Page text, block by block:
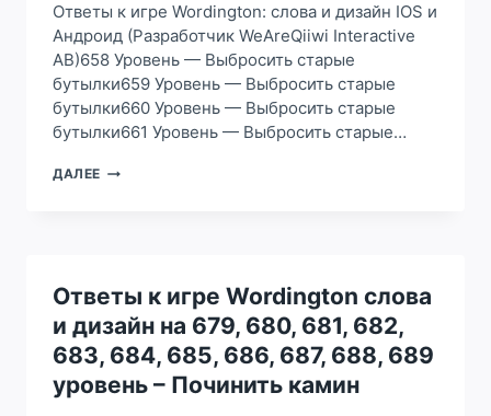
618
УРОВЕНЬ
–
УБРАТЬ
СТАРЫЕ
БУТЫЛКИ
В
Ответы к игре Wordington: слова и дизайн IOS и
Андроид (Разработчик WeAreQiiwi Interactive
AB)658 Уровень — Выбросить старые
бутылки659 Уровень — Выбросить старые
бутылки660 Уровень — Выбросить старые
бутылки661 Уровень — Выбросить старые…
ДАЛЕЕ ОТВЕТЫ
ДИЗАЙН
НА
658,
659,
660,
661,
Ответы к игре Wordington слова
и дизайн на 679, 680, 681, 682,
683, 684, 685, 686, 687, 688, 689
уровень – Починить камин